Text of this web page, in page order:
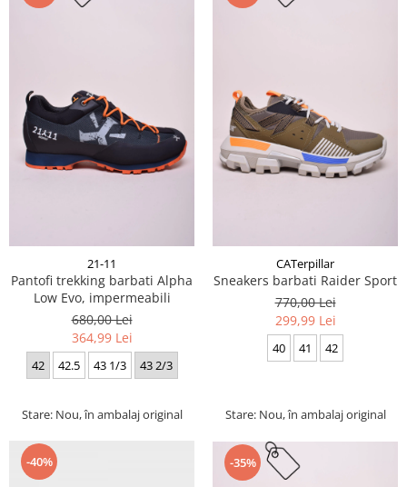
21-11
Pantofi trekking barbati Alpha
Low Evo, impermeabili
680,00 Lei
364,99 Lei
42 42.5 43 1/3 43 2/3
Stare: Nou, în ambalaj original
CATerpillar
Sneakers barbati Raider Sport
770,00 Lei
299,99 Lei
40 41 42
Stare: Nou, în ambalaj original
-40% -35%